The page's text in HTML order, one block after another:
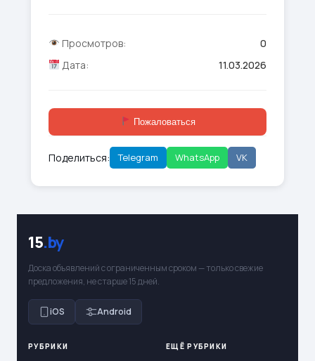
Просмотров:
0
Дата:
11.03.2026
Пожаловаться
Поделиться: Telegram WhatsApp VK
15.by
Доска объявлений с ограниченным сроком — только свежие
предложения, не старше 15 дней.
iOS Android
РУБРИКИ ЕЩЁ РУБРИКИ